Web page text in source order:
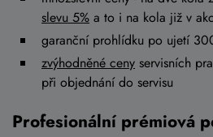
slevu 5% a to i na kola již v
garanční prohlídku po ujetí
zvýhodněné ceny servisních
při objednání do servisu
Profesionální prémiová